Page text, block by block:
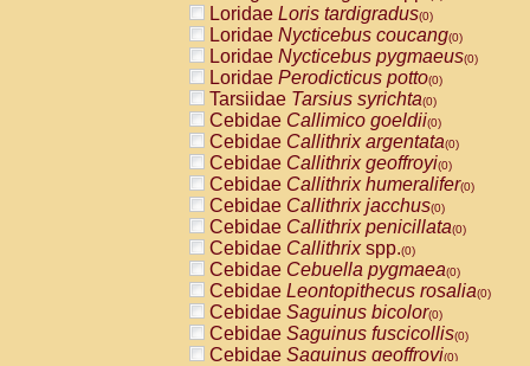
Loridae Loris tardigradus(0)
Loridae Nycticebus coucang(0)
Loridae Nycticebus pygmaeus(0)
Loridae Perodicticus potto(0)
Tarsiidae Tarsius syrichta(0)
Cebidae Callimico goeldii(0)
Cebidae Callithrix argentata(0)
Cebidae Callithrix geoffroyi(0)
Cebidae Callithrix humeralifer(0)
Cebidae Callithrix jacchus(0)
Cebidae Callithrix penicillata(0)
Cebidae Callithrixspp.(0)
Cebidae Cebuella pygmaea(0)
Cebidae Leontopithecus rosalia(0)
Cebidae Saguinus bicolor(0)
Cebidae Saguinus fuscicollis(0)
Cebidae Saguinus geoffroyi(0)